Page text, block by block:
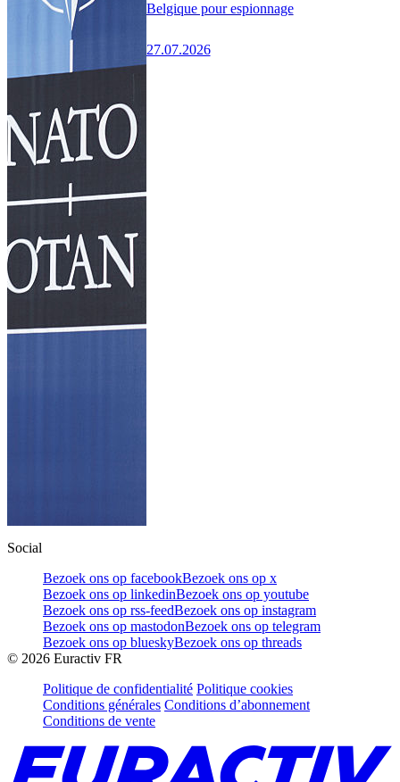
Belgique pour espionnage
27.07.2026
Social
Bezoek ons op facebookBezoek ons op x
Bezoek ons op linkedinBezoek ons op youtube
Bezoek ons op rss-feedBezoek ons op instagram
Bezoek ons op mastodonBezoek ons op telegram
Bezoek ons op blueskyBezoek ons op threads
© 2026 Euractiv FR
Politique de confidentialité Politique cookies
Conditions générales Conditions d’abonnement
Conditions de vente